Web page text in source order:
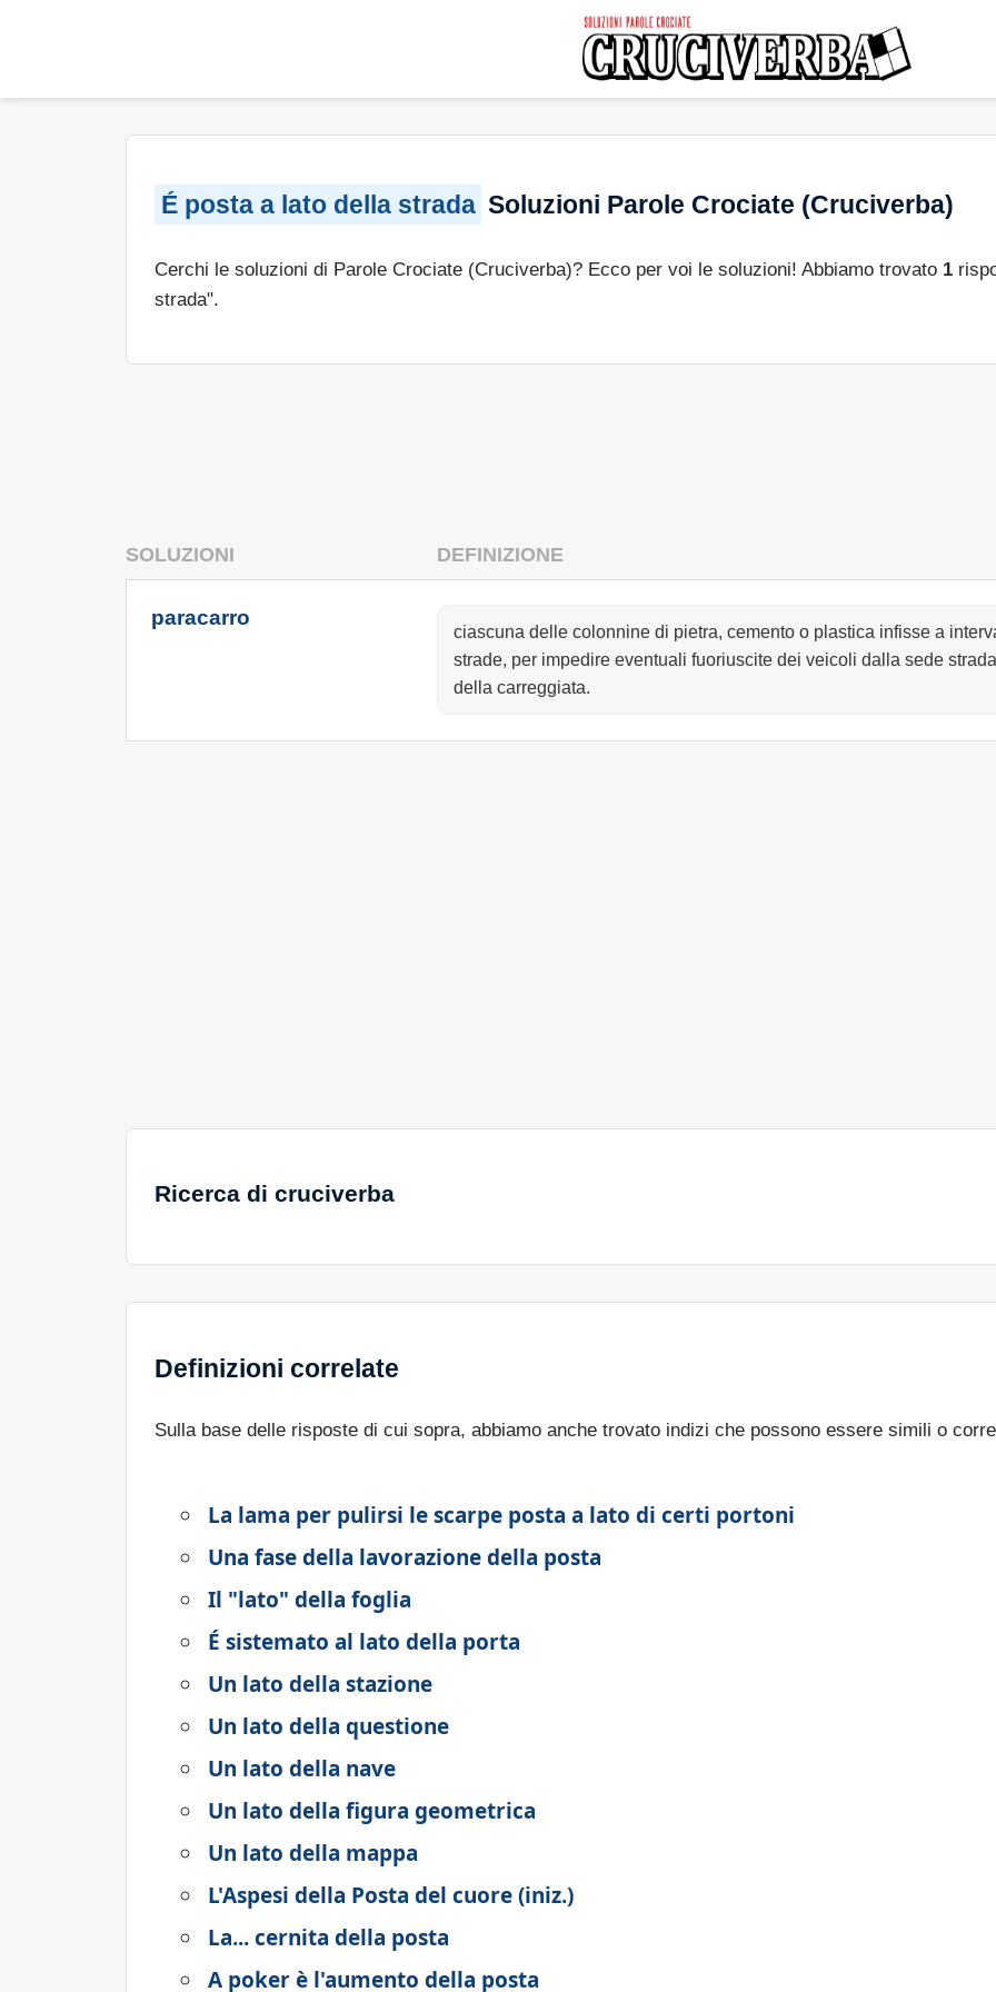
É posta a lato della strada Soluzioni Parole Crociate (Cruciverba)
Cerchi le soluzioni di Parole Crociate (Cruciverba)? Ecco per voi le soluzioni! Abbiamo trovato 1
strada".
SOLUZIONI DEFINIZIONE
paracarro
ciascuna delle colonnine di pietra, cemento o plastica infisse a
strade, per impedire eventuali fuoriuscite dei veicoli dalla sede
della carreggiata.
Ricerca di cruciverba
Definizioni correlate
Sulla base delle risposte di cui sopra, abbiamo anche trovato indizi che possono essere simili o
La lama per pulirsi le scarpe posta a lato di certi portoni
Una fase della lavorazione della posta
Il "lato" della foglia
É sistemato al lato della porta
Un lato della stazione
Un lato della questione
Un lato della nave
Un lato della figura geometrica
Un lato della mappa
L'Aspesi della Posta del cuore (iniz.)
La... cernita della posta
A poker è l'aumento della posta